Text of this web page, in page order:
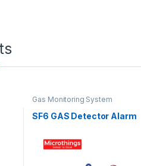
Gas Monitoring System
SF6 GAS Detector Alarm